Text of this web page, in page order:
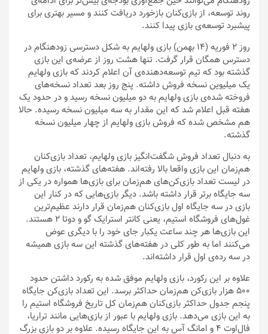
روند توسعه، از بازی‌کنان بازخورد دریافت کنند و مسیر بهتری برای
پیشبرد توسعه‌ی بازی پیدا کنند.
روز ۲ فوریه (۱۴ بهمن) بازی ولهایم به شکل دسترسی زودهنگام در
دسترس همگان قرار گرفت. تنها هشت روز از عرضه‌ی این بازی
گذشته بود که تیم توسعه‌دهنده‌ی آن اعلام کردند که بازی ولهایم
یک میلیوین نسخه فروش داشته. پنج روز بعد تعداد نسخه‌های
فروخته شده‌ی بازی ولهایم به دو میلیون نسخه رسید و در حدود یک
هفته قبل اعلام شد که این مقدار به سه میلیون نسخه رسیده. حالا
هم مشخص شده که فروش بازی ولهایم از چهار میلیون نسخه
گذشته.
به دنبال تعداد فروش شگفت‌انگیز بازی ولهایم، تعداد بازی‌کنان
هم‌زمان این بازی واقعا بالا رفته‌اند. هفته‌های گذشته، بازی ولهایم
در لیست تعداد بازی‌کن‌های هم‌زمان برای بازی‌ها همواره در یکی از
سه جایگاه برتر قرار داشته باشد. دیگر بازی‌هایی که در کنار این
بازی در سه جایگاه اول بازی‌کنان هم‌زمان قرار دارند عظیم‌ترین
غول‌های فروشگاه استیم، یعنی کانتر استرایک گو و دوتا ۲ هستند.
این بازی‌ها هر چند ساعت یکبار جای خود را با دیگری عوض
می‌کنند اما به طور کلی در هفته‌های گذشته این سه بازی همیشه
در سه رده‌ی اول قرار داشته‌اند.
علاوه بر این رکورد، بازی ولهایم موفق شده به رکورد داشتن حدود
۵۰۰ هزار بازی‌کن هم‌زمان حداکثر برسد. این تعداد بازی‌کن جایگاه
پنجم جدول حداکثر بازی‌کنان هم‌زمان کل تاریخ فروشگاه استیم را
به این بازی می‌دهد. بازی ولهایم با عبور از بازی‌هایی مانند تراریا،
فال‌اوت ۴ و امانگ آس به این جایگاه رسیده. علاوه بر دو بازی‌ بزرگ